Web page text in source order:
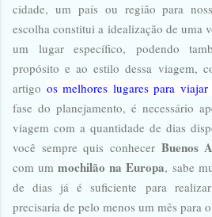
cidade, um país ou região para
escolha constitui a idealização de uma
um lugar específico, podendo
propósito e ao estilo dessa viagem,
artigo os melhores lugares para
fase do planejamento, é necessário
viagem com a quantidade de dias
você sempre quis conhecer Buenos
com ummochilão na Europa, sabe
de dias já é suficiente para
precisaria de pelo menos um mês para